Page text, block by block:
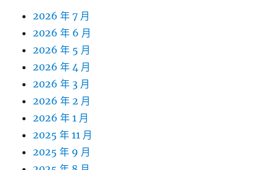
2026 年 7 月
2026 年 6 月
2026 年 5 月
2026 年 4 月
2026 年 3 月
2026 年 2 月
2026 年 1 月
2025 年 11 月
2025 年 9 月